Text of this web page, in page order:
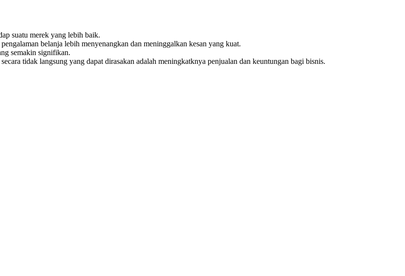
suatu merek yang lebih baik.
belanja lebih menyenangkan dan meninggalkan kesan yang kuat.
semakin signifikan.
tidak langsung yang dapat dirasakan adalah meningkatknya penjualan dan keuntungan bagi bisnis.